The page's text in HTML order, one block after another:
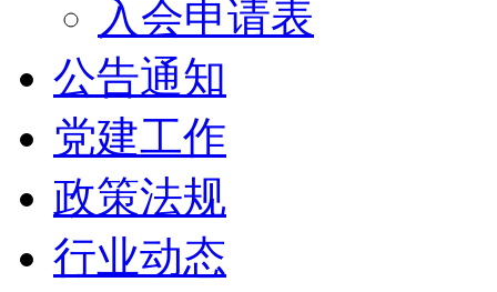
入会申请表
公告通知
党建工作
政策法规
行业动态